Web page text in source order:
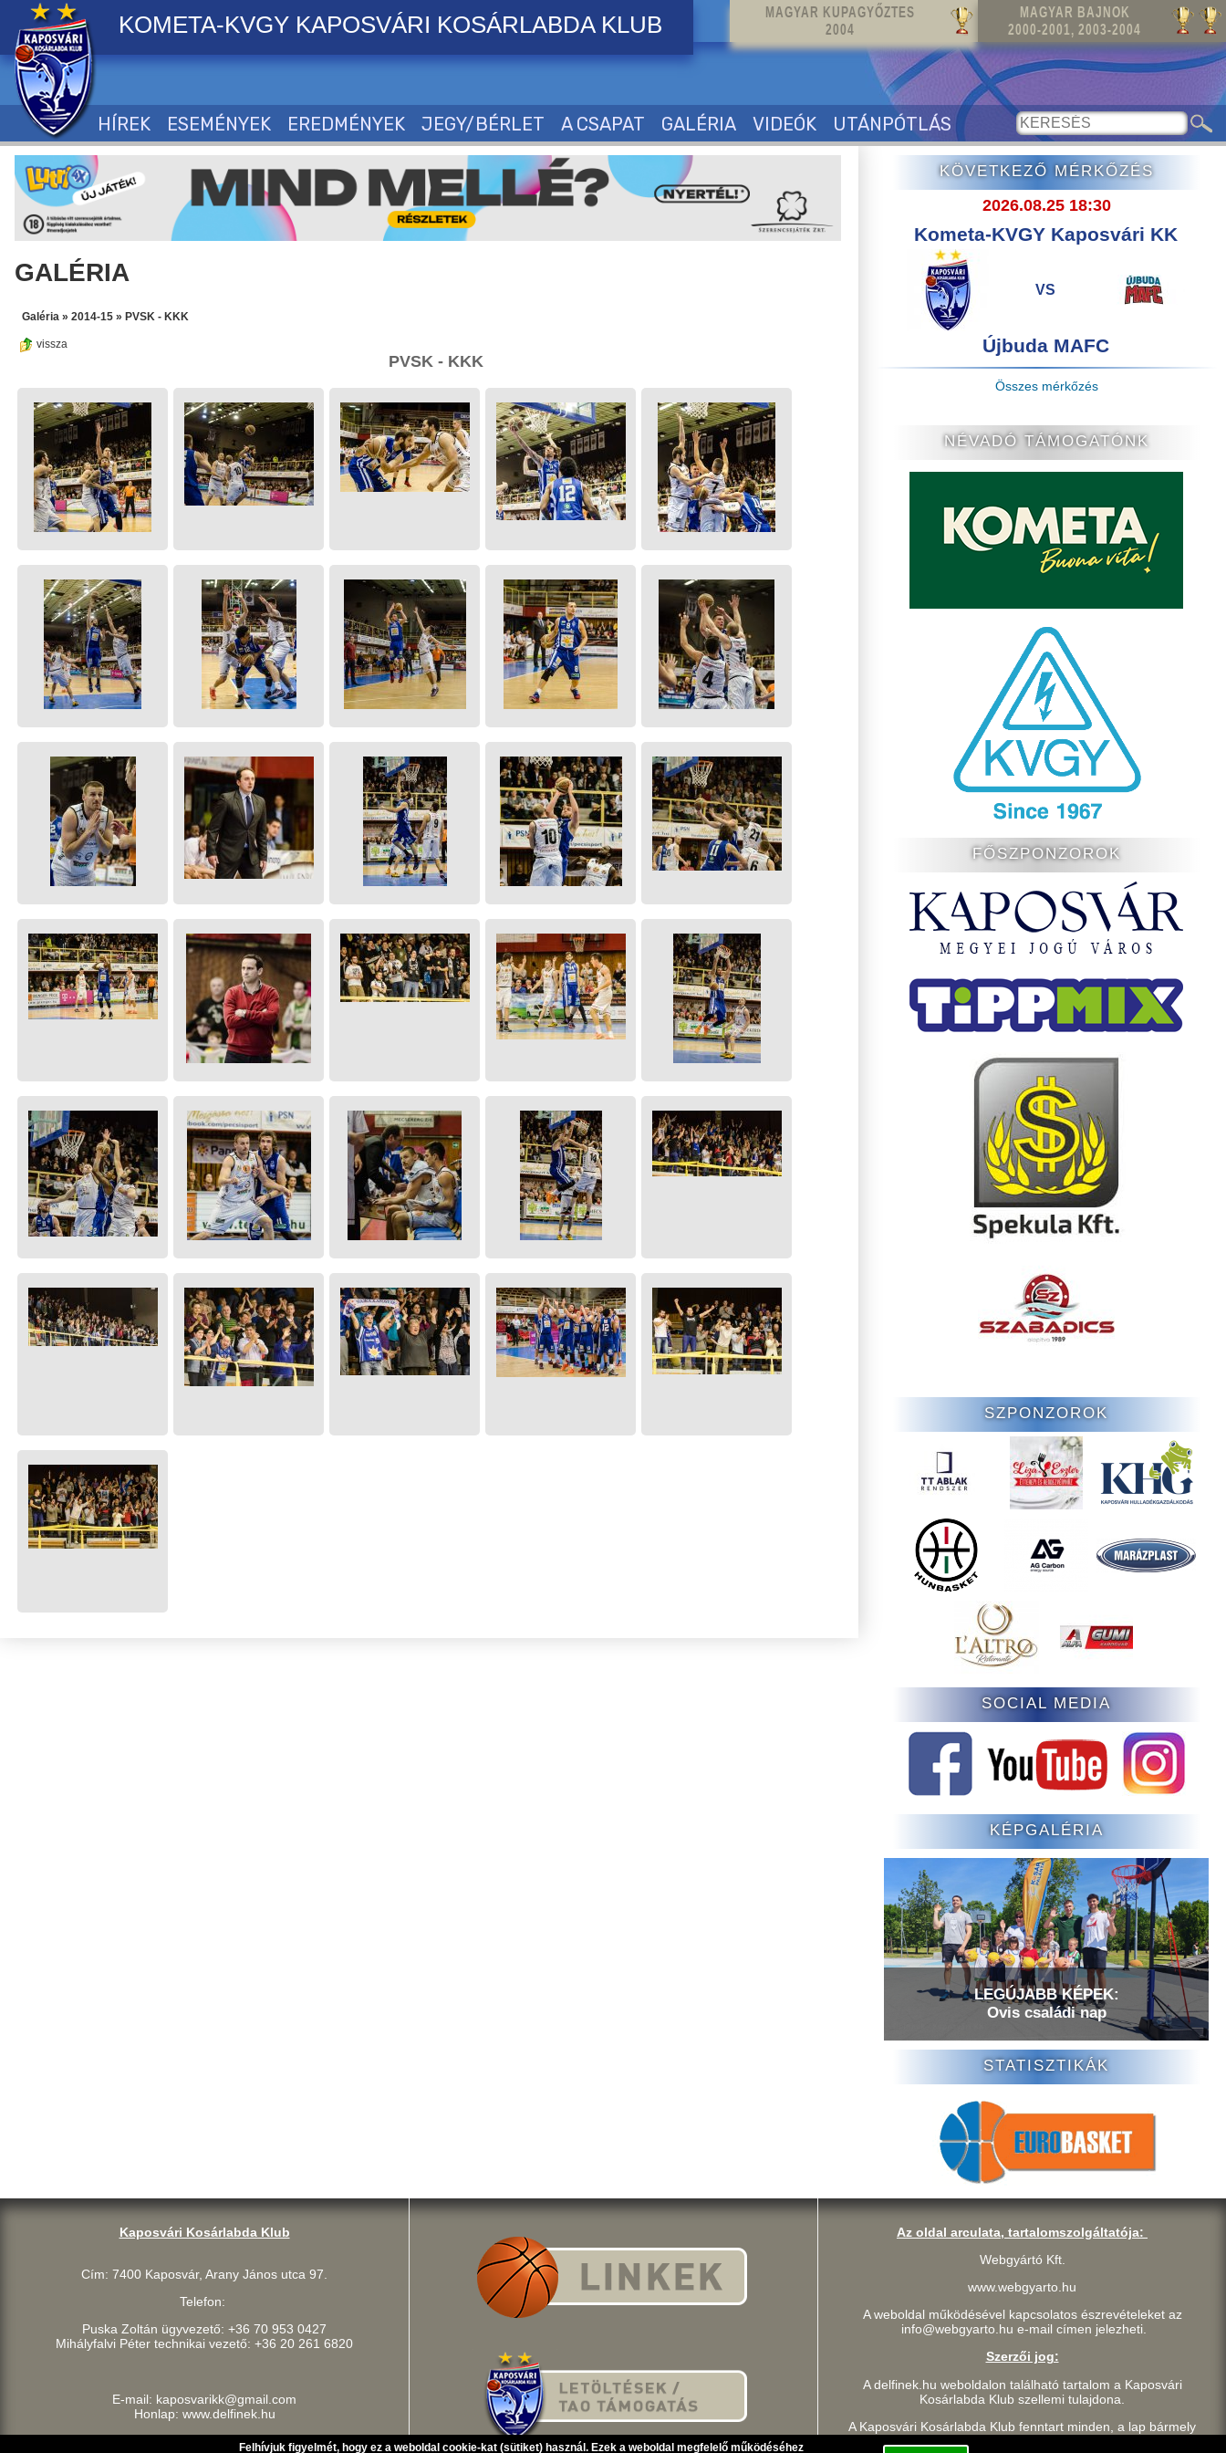
Felhívjuk figyelmét, hogy ez a weboldal cookie-kat (sütiket) használ. Ezek a weboldal megfelelő működéséhez
MAGYAR KUPAGYŐZTES
2004
MAGYAR BAJNOK
2000-2001, 2003-2004
KOMETA-KVGY KAPOSVÁRI KOSÁRLABDA KLUB
HÍREK ESEMÉNYEK EREDMÉNYEK JEGY/BÉRLET A CSAPAT GALÉRIA VIDEÓK UTÁNPÓTLÁS
GALÉRIA
Galéria » 2014-15 » PVSK - KKK
vissza
PVSK - KKK
KÖVETKEZŐ MÉRKŐZÉS
2026.08.25 18:30
Kometa-KVGY Kaposvári KK
VS
Újbuda MAFC
Összes mérkőzés
NÉVADÓ TÁMOGATÓNK
FŐSZPONZOROK
SZPONZOROK
SOCIAL MEDIA
KÉPGALÉRIA
LEGÚJABB KÉPEK:
Ovis családi nap
STATISZTIKÁK
Kaposvári Kosárlabda Klub
Cím: 7400 Kaposvár, Arany János utca 97.
Telefon:
Puska Zoltán ügyvezető: +36 70 953 0427
Mihályfalvi Péter technikai vezető: +36 20 261 6820
E-mail: kaposvarikk@gmail.com
Honlap: www.delfinek.hu
Az oldal arculata, tartalomszolgáltatója:
Webgyártó Kft.
www.webgyarto.hu
A weboldal működésével kapcsolatos észrevételeket az
info@webgyarto.hu e-mail címen jelezheti.
Szerzői jog:
A delfinek.hu weboldalon található tartalom a Kaposvári
Kosárlabda Klub szellemi tulajdona.
A Kaposvári Kosárlabda Klub fenntart minden, a lap bármely